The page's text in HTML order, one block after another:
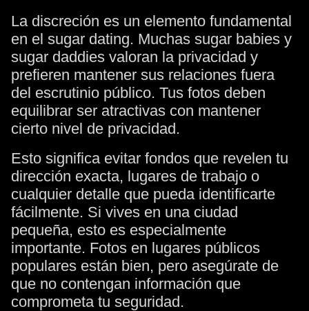
La discreción es un elemento fundamental
en el sugar dating. Muchas sugar babies y
sugar daddies valoran la privacidad y
prefieren mantener sus relaciones fuera
del escrutinio público. Tus fotos deben
equilibrar ser atractivas con mantener
cierto nivel de privacidad.
Esto significa evitar fondos que revelen tu
dirección exacta, lugares de trabajo o
cualquier detalle que pueda identificarte
fácilmente. Si vives en una ciudad
pequeña, esto es especialmente
importante. Fotos en lugares públicos
populares están bien, pero asegúrate de
que no contengan información que
comprometa tu seguridad.